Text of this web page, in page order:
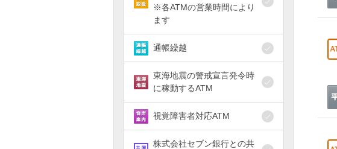
※各ATMの営業時間により
ます
通帳繰越
東海地震の警戒宣言発令時
に稼動するATM
視覚障害者対応ATM
株式会社セブン銀行との共